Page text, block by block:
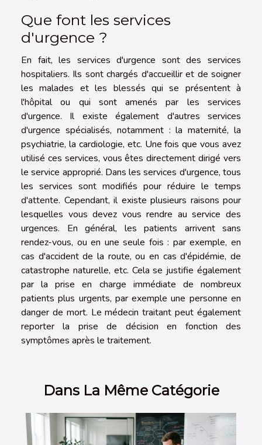
Que font les services
d'urgence ?
En fait, les services d'urgence sont des services
hospitaliers. Ils sont chargés d'accueillir et de soigner
les malades et les blessés qui se présentent à
l'hôpital ou qui sont amenés par les services
d'urgence. Il existe également d'autres services
d'urgence spécialisés, notamment : la maternité, la
psychiatrie, la cardiologie, etc. Une fois que vous avez
utilisé ces services, vous êtes directement dirigé vers
le service approprié. Dans les services d'urgence, tous
les services sont modifiés pour réduire le temps
d'attente. Cependant, il existe plusieurs raisons pour
lesquelles vous devez vous rendre au service des
urgences. En général, les patients arrivent sans
rendez-vous, ou en une seule fois : par exemple, en
cas d'accident de la route, ou en cas d'épidémie, de
catastrophe naturelle, etc. Cela se justifie également
par la prise en charge immédiate de nombreux
patients plus urgents, par exemple une personne en
danger de mort. Le médecin traitant peut également
reporter la prise de décision en fonction des
symptômes après le traitement.
Dans La Même Catégorie